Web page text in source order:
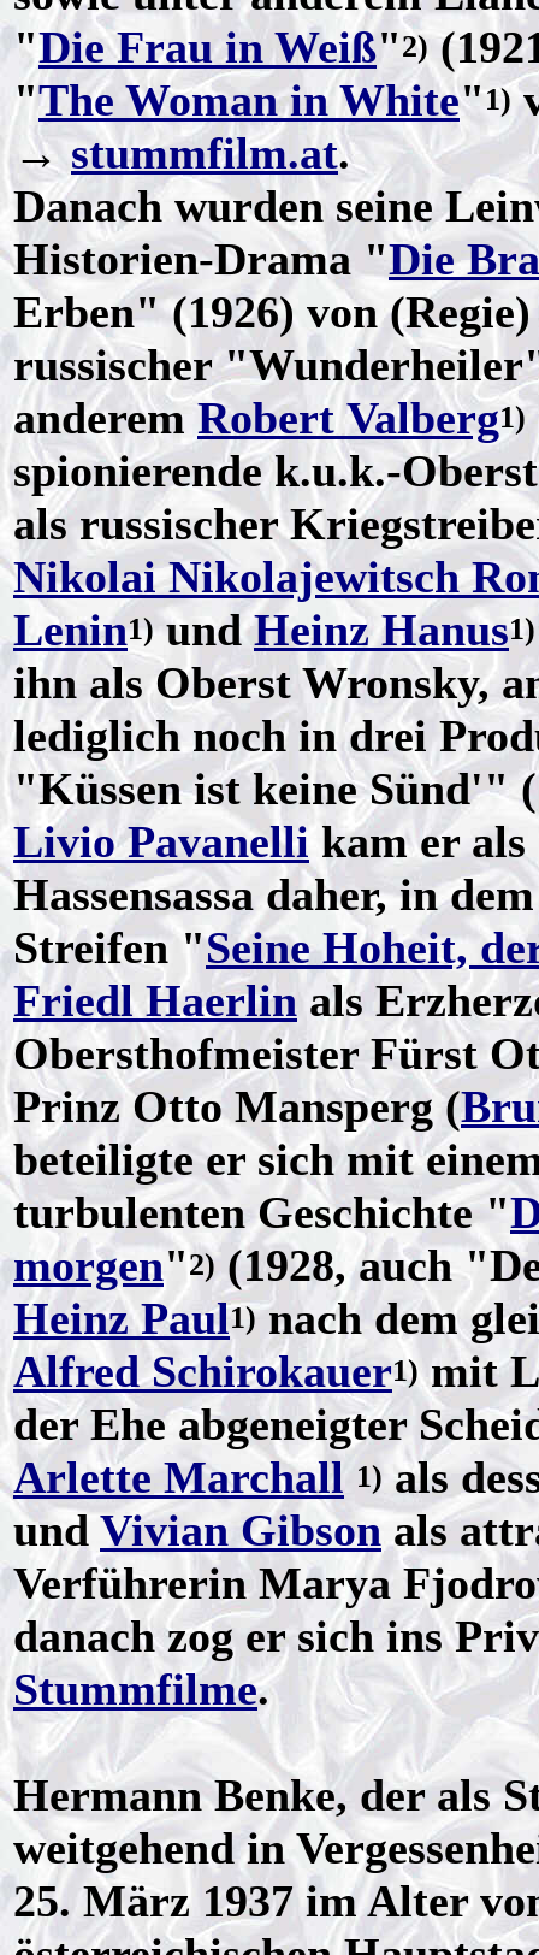
"Die Frau in Weiß"2)
"The Woman in White"1)
→stummfilm.at.
Danach wurden seine
Historien-Drama "Die
Erben" (1926) von
russischer
anderem Robert Valberg1)
spionierende k.u.k.-
als russischer
Nikolai Nikolajewitsch
Lenin1)undHeinz Hanus1)
ihn als Oberst Wronsky,
lediglich noch in drei
"Küssen ist keine Sünd'"
Livio Pavanelli kam er
Hassensassa daher, in
Streifen "Seine Hoheit,
Friedl Haerlin als
Obersthofmeister Fürst
Prinz Otto Mansperg (
beteiligte er sich mit
turbulenten Geschichte "
morgen"2)(1928, auch
Heinz Paul1)nach dem
Alfred Schirokauer1)mit
der Ehe abgeneigter
Arlette Marchall 1) als
und Vivian Gibsonals
Verführerin Marya
danach zog er sich ins
Stummfilme.
Hermann Benke, der als
weitgehend in
25. März 1937 im Alter